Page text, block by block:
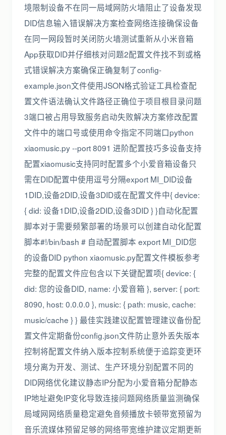
境限制设备不在同一局域网防火墙阻止了设备发现
DID信息输入错误解决方案检查网络连接确保设备
在同一网段暂时关闭防火墙测试重新从小米音箱
App获取DID并仔细核对问题2配置文件找不到或格
式错误解决方案确保正确复制了config-
example.json文件使用JSON格式验证工具检查配
置文件语法确认文件路径正确位于项目根目录问题
3端口被占用导致服务启动失败解决方案修改配置
文件中的端口号或使用命令指定不同端口python
xiaomusic.py --port 8091️ 进阶配置技巧多设备支持
配置xiaomusic支持同时配置多个小爱音箱设备只
需在DID配置中使用逗号分隔export MI_DID设备
1DID,设备2DID,设备3DID或在配置文件中{ device:
{ did: 设备1DID,设备2DID,设备3DID } }自动化配置
脚本对于需要频繁部署的场景可以创建自动化配置
脚本#!/bin/bash # 自动配置脚本 export MI_DID您
的设备DID python xiaomusic.py配置文件模板参考
完整的配置文件应包含以下关键配置项{ device: {
did: 您的设备DID, name: 小爱音箱 }, server: { port:
8090, host: 0.0.0.0 }, music: { path: music, cache:
music/cache } } 最佳实践建议配置管理建议备份配
置文件定期备份config.json文件防止意外丢失版本
控制将配置文件纳入版本控制系统便于追踪变更环
境分离为开发、测试、生产环境分别配置不同的
DID网络优化建议静态IP分配为小爱音箱分配静态
IP地址避免IP变化导致连接问题网络质量监测确保
局域网网络质量稳定避免音频播放卡顿带宽预留为
音乐流媒体预留足够的网络带宽维护建议定期更新